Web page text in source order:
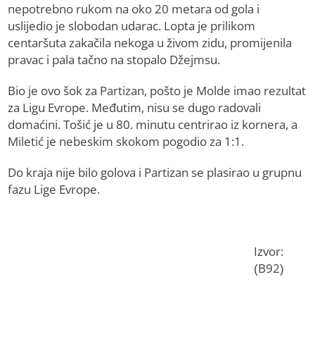
nepotrebno rukom na oko 20 metara od gola i
uslijedio je slobodan udarac. Lopta je prilikom
centaršuta zakačila nekoga u živom zidu, promijenila
pravac i pala tačno na stopalo Džejmsu.
Bio je ovo šok za Partizan, pošto je Molde imao rezultat
za Ligu Evrope. Međutim, nisu se dugo radovali
domaćini. Tošić je u 80. minutu centrirao iz kornera, a
Miletić je nebeskim skokom pogodio za 1:1.
Do kraja nije bilo golova i Partizan se plasirao u grupnu
fazu Lige Evrope.
Izvor:
(B92)